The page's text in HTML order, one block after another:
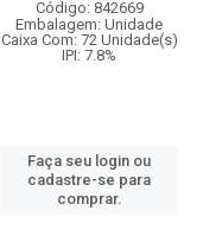
Código: 842669
Embalagem: Unidade
Caixa Com: 72 Unidade(s)
IPI: 7.8%
Faça seu login ou
cadastre-se para
comprar.